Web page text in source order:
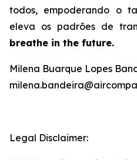
todos, empoderando o
eleva os padrões de
breathe in the future.
Milena Buarque Lopes
Legal Disclaimer: